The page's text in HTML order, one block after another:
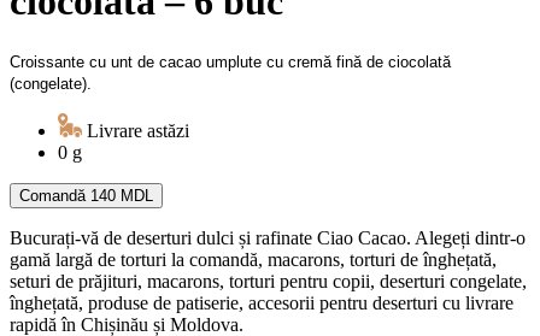
Croissante cu unt de cacao umplute cu cremă fină de ciocolată
(congelate).
Livrare astăzi
0 g
Comandă 140 MDL
Bucurați-vă de deserturi dulci și rafinate Ciao Cacao. Alegeți dintr-o
gamă largă de torturi la comandă, macarons, torturi de înghețată,
seturi de prăjituri, macarons, torturi pentru copii, deserturi congelate,
înghețată, produse de patiserie, accesorii pentru deserturi cu livrare
rapidă în Chișinău și Moldova.